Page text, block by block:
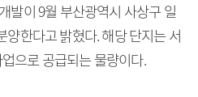
발이 9월 부산광역시 사상구 일
양한다고 밝혔다. 해당 단지는 서
으로 공급되는 물량이다.